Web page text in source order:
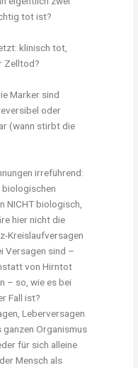
tot ist?
klinisch tot,
Zelltod?
Marker sind
oder
(wann stirbt die
irreführend:
biologischen
NICHT biologisch,
hier nicht die
Kreislaufversagen
Versagen sind –
von Hirntot
– so, wie es bei
Fall ist?
Leberversagen
ganzen Organismus
für sich alleine
Mensch als